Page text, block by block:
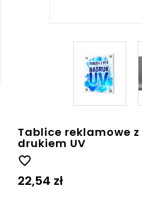
Tablice reklamowe
drukiem UV
favorite_border
22,54 zł